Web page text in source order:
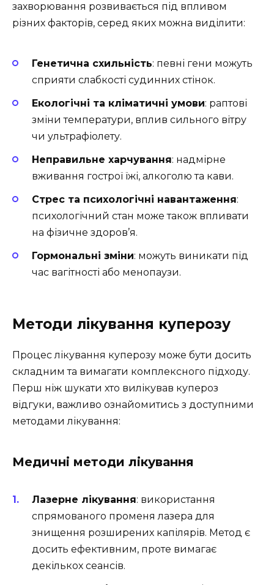
захворювання розвивається під впливом
різних факторів, серед яких можна виділити:
Генетична схильність: певні гени можуть
сприяти слабкості судинних стінок.
Екологічні та кліматичні умови: раптові
зміни температури, вплив сильного вітру
чи ультрафіолету.
Неправильне харчування: надмірне
вживання гострої їжі, алкоголю та кави.
Стрес та психологічні навантаження:
психологічний стан може також впливати
на фізичне здоров’я.
Гормональні зміни: можуть виникати під
час вагітності або менопаузи.
Методи лікування куперозу
Процес лікування куперозу може бути досить
складним та вимагати комплексного підходу.
Перш ніж шукати хто вилікував купероз
відгуки, важливо ознайомитись з доступними
методами лікування:
Медичні методи лікування
Лазерне лікування: використання
спрямованого променя лазера для
знищення розширених капілярів. Метод є
досить ефективним, проте вимагає
декількох сеансів.